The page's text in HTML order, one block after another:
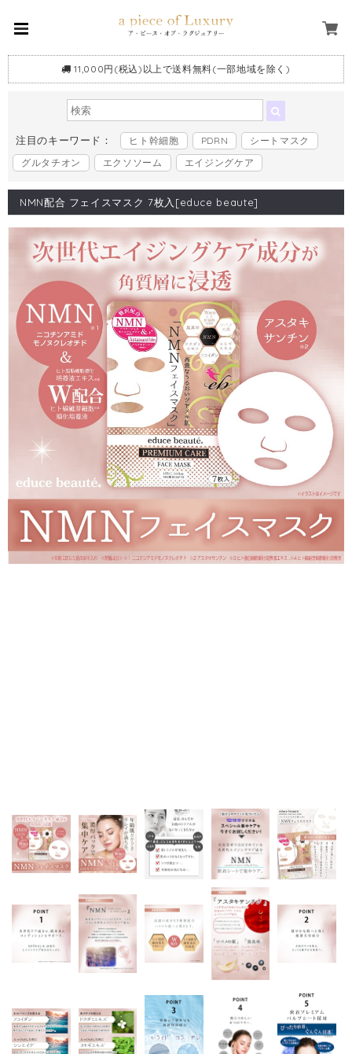
11,000円(税込)以上で送料無料(一部地域を除く)
注目のキーワード： ヒト幹細胞 PDRN
シートマスク
グルタチオン
エクソソーム エイジングケア
NMN配合 フェイスマスク 7枚入[educe beaute]